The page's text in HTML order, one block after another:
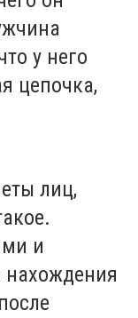
у него
цепочка,
лиц,
и
нахождения